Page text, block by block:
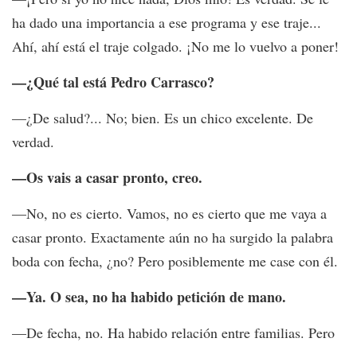
ha dado una importancia a ese programa y ese traje...
Ahí, ahí está el traje colgado. ¡No me lo vuelvo a poner!
—¿Qué tal está Pedro Carrasco?
—¿De salud?... No; bien. Es un chico excelente. De
verdad.
—Os vais a casar pronto, creo.
—No, no es cierto. Vamos, no es cierto que me vaya a
casar pronto. Exactamente aún no ha surgido la palabra
boda con fecha, ¿no? Pero posiblemente me case con él.
—Ya. O sea, no ha habido petición de mano.
—De fecha, no. Ha habido relación entre familias. Pero